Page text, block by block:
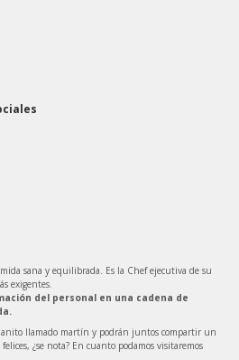
sana y equilibrada. Es la Chef ejecutiva de su
exigentes.
del personal en una cadena de
llamado martín y podrán juntos compartir un
¿se nota? En cuanto podamos visitaremos